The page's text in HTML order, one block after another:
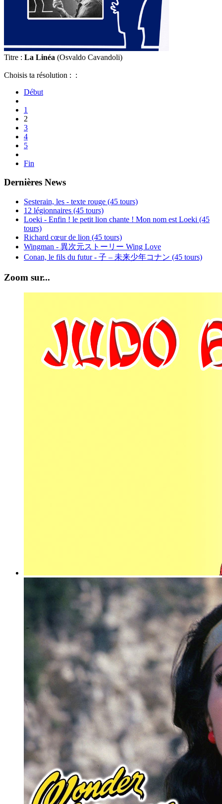
Titre : La Linéa (Osvaldo Cavandoli)
Choisis ta résolution : :
Début
1
2
3
4
5
Fin
Dernières News
Sesterain, les - texte rouge (45 tours)
12 légionnaires (45 tours)
Loeki - Enfin ! le petit lion chante ! Mon nom est Loeki (45
tours)
Richard cœur de lion (45 tours)
Wingman - 異次元ストーリー Wing Love
Conan, le fils du futur - 子 – 未来少年コナン (45 tours)
Zoom sur...